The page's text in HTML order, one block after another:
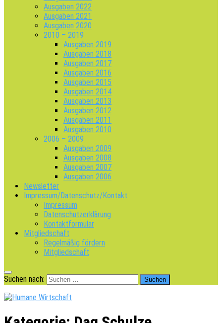
Ausgaben 2022
Ausgaben 2021
Ausgaben 2020
2010 – 2019
Ausgaben 2019
Ausgaben 2018
Ausgaben 2017
Ausgaben 2016
Ausgaben 2015
Ausgaben 2014
Ausgaben 2013
Ausgaben 2012
Ausgaben 2011
Ausgaben 2010
2006 – 2009
Ausgaben 2009
Ausgaben 2008
Ausgaben 2007
Ausgaben 2006
Newsletter
Impressum/Datenschutz/Kontakt
Impressum
Datenschutzerklärung
Kontaktformular
Mitgliedschaft
Regelmäßig fördern
Mitgliedschaft
Suchen nach: